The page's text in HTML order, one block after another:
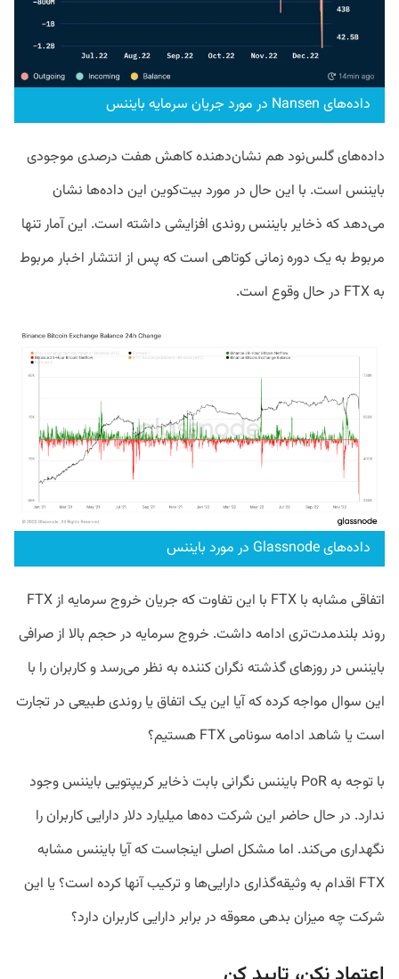
داده‌های Nansen در مورد جریان سرمایه بایننس
داده‌های گلس‌نود هم نشان‌دهنده کاهش هفت درصدی موجودی
بایننس است. با این حال در مورد بیت‌کوین این داده‌ها نشان
می‌دهد که ذخایر بایننس روندی افزایشی داشته است. این آمار تنها
مربوط به یک دوره زمانی کوتاهی است که پس از انتشار اخبار مربوط
به FTX در حال وقوع است.
داده‌های Glassnode در مورد بایننس
اتفاقی مشابه با FTX با این تفاوت که جریان خروج سرمایه از FTX
روند بلندمدت‌تری ادامه داشت. خروج سرمایه در حجم بالا از صرافی
بایننس در روزهای گذشته نگران کننده به نظر می‌رسد و کاربران را با
این سوال مواجه کرده که آیا این یک اتفاق یا روندی طبیعی در تجارت
است یا شاهد ادامه سونامی FTX هستیم؟
با توجه به PoR بایننس نگرانی بابت ذخایر کریپتویی بایننس وجود
ندارد. در حال حاضر این شرکت ده‌ها میلیارد دلار دارایی کاربران را
نگهداری می‌کند. اما مشکل اصلی اینجاست که آیا بایننس مشابه
FTX اقدام به وثیقه‌گذاری دارایی‌ها و ترکیب آنها کرده است؟ یا این
شرکت چه میزان بدهی معوقه در برابر دارایی کاربران دارد؟